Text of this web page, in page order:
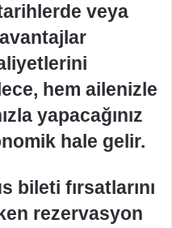
veya
hem ailenizle
yapacağınız
hale gelir.
bileti fırsatlarını
rezervasyon